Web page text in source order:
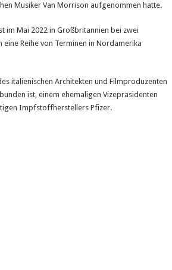
Musiker Van Morrison aufgenommen hatte.
im Mai 2022 in Großbritannien bei zwei
Reihe von Terminen in Nordamerika
italienischen Architekten und Filmproduzenten
ist, einem ehemaligen Vizepräsidenten
Impfstoffherstellers Pfizer.